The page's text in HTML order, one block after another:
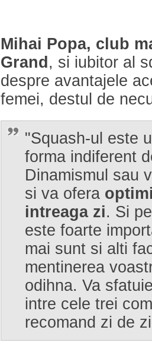
Mihai Popa, club
Grand , si iubitor al
despre avantajele
femei, destul de
"Squash-ul este
forma indiferent
Dinamismul sau
si va ofera
intreaga zi. Si
este foarte
mai sunt si alti
mentinerea
odihna. Va
intre cele trei
recomand zi de